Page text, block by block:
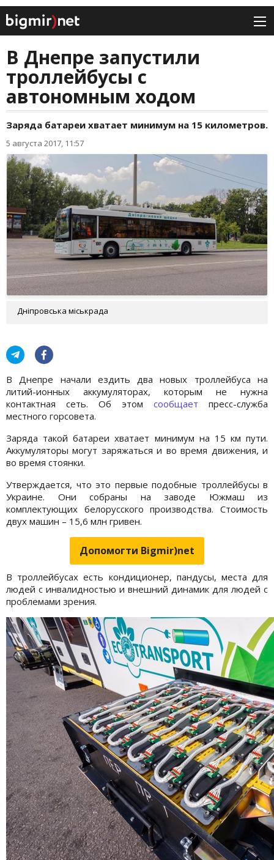
В Днепре запустили
троллейбусы с
автономным ходом
Заряда батареи хватает минимум на 15 километров.
5 августа 2017, 11:57
Дніпровська міськрада
В Днепре начали ездить два новых троллейбуса на
литий-ионных аккумуляторах, которым не нужна
контактная сеть. Об этом сообщает пресс-служба
местного горсовета.
Заряда такой батареи хватает минимум на 15 км пути.
Аккумуляторы могут заряжаться и во время движения, и
во время стоянки.
Утверждается, что это первые подобные троллейбусы в
Украине. Они собраны на заводе Южмаш из
комплектующих белорусского производства. Стоимость
двух машин – 15,6 млн гривен.
Допомогти Bigmir)net
В троллейбусах есть кондиционер, пандусы, места для
людей с инвалидностью и внешний динамик для людей с
проблемами зрения.